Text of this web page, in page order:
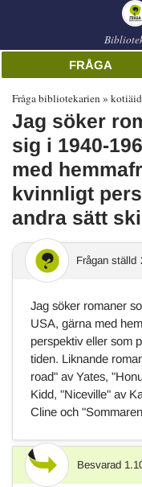
FRÅGA
Fråga bibliotekarien
Jag söker
sig i 1940-
med
kvinnligt
andra sätt
Frågan ställd
Jag söker romaner
USA, gärna med
perspektiv eller som
tiden. Liknande
road" av Yates,
Kidd, "Niceville" av
Cline och
Svar Besvarad